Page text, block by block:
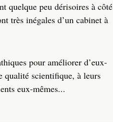
quelque peu dérisoires à côté
très inégales d’un cabinet à
pour améliorer d’eux-
qualité scientifique, à leurs
eux-mêmes...